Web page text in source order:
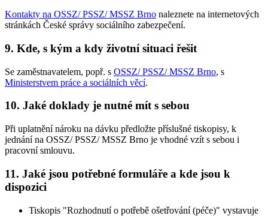
Kontakty na OSSZ/ PSSZ/ MSSZ Brno naleznete na internetových
stránkách České správy sociálního zabezpečení.
9. Kde, s kým a kdy životní situaci řešit
Se zaměstnavatelem, popř. s OSSZ/ PSSZ/ MSSZ Brno, s
Ministerstvem práce a sociálních věcí.
10. Jaké doklady je nutné mít s sebou
Při uplatnění nároku na dávku předložte příslušné tiskopisy, k
jednání na OSSZ/ PSSZ/ MSSZ Brno je vhodné vzít s sebou i
pracovní smlouvu.
11. Jaké jsou potřebné formuláře a kde jsou k
dispozici
Tiskopis "Rozhodnutí o potřebě ošetřování (péče)" vystavuje